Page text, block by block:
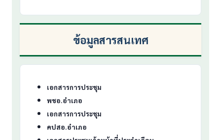
ข้อมูลสารสนเทศ
เอกสารการประชุม
พชอ.อำเภอ
เอกสารการประชุม
คปสอ.อำเภอ